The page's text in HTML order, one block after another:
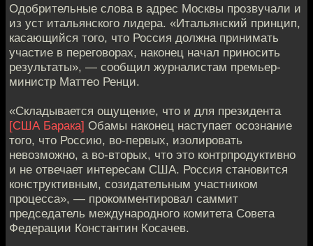
Одобрительные слова в адрес Москвы прозвучали и
из уст итальянского лидера. «Итальянский принцип,
касающийся того, что Россия должна принимать
участие в переговорах, наконец начал приносить
результаты», — сообщил журналистам премьер-
министр Маттео Ренци.
«Складывается ощущение, что и для президента
[США Барака] Обамы наконец наступает осознание
того, что Россию, во-первых, изолировать
невозможно, а во-вторых, что это контрпродуктивно
и не отвечает интересам США. Россия становится
конструктивным, созидательным участником
процесса», — прокомментировал саммит
председатель международного комитета Совета
Федерации Константин Косачев.